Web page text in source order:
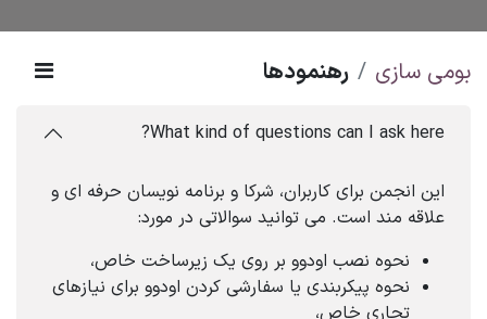
بومی سازی رهنمودها
What kind of questions can I ask here?
این انجمن برای کاربران، شرکا و برنامه نویسان حرفه ای و
علاقه مند است. می توانید سوالاتی در مورد:
نحوه نصب اودوو بر روی یک زیرساخت خاص،
نحوه پیکربندی یا سفارشی کردن اودوو برای نیازهای
تجاری خاص،